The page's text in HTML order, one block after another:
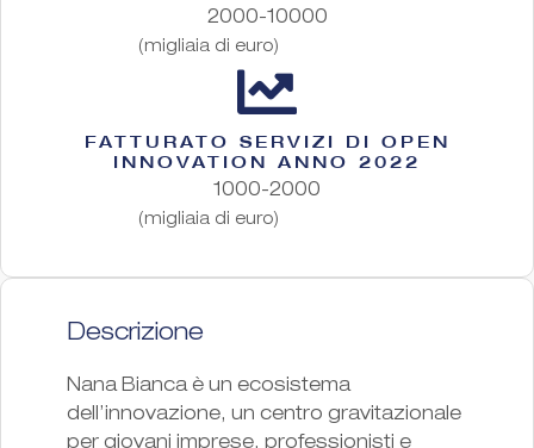
2000-10000
(migliaia di euro)
FATTURATO SERVIZI DI OPEN
INNOVATION ANNO 2022
1000-2000
(migliaia di euro)
Descrizione
Nana Bianca è un ecosistema
dell’innovazione, un centro gravitazionale